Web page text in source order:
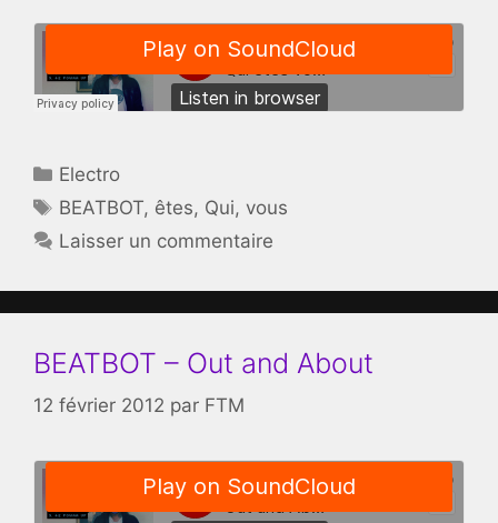
Catégories
Electro
Étiquettes
BEATBOT, êtes, Qui, vous
Laisser un commentaire
BEATBOT – Out and About
12 février 2012 par FTM